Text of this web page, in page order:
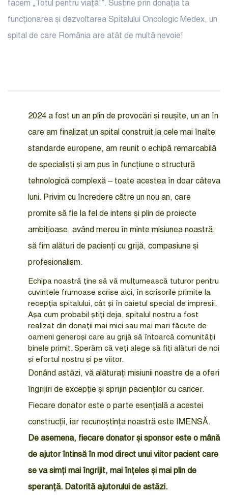
facem „Totul pentru viață!”. Susține prin donația ta
funcționarea și dezvoltarea Spitalului Oncologic Medex, un
spital de care România are atât de multă nevoie!
2024 a fost un an plin de provocări și reușite, un an în
care am finalizat un spital construit la cele mai înalte
standarde europene, am reunit o echipă remarcabilă
de specialiști și am pus în funcțiune o structură
tehnologică complexă – toate acestea în doar câteva
luni. Privim cu încredere către un nou an, care
promite să fie la fel de intens și plin de proiecte
ambițioase, având mereu în minte misiunea noastră:
să fim alături de pacienți cu grijă, compasiune și
profesionalism.
Echipa noastră ține să vă mulțumească tuturor pentru
cuvintele frumoase scrise aici, în scrisorile primite la
recepția spitalului, cât și în caietul special de impresii.
Așa cum probabil știți deja, spitalul nostru a fost
realizat din donații mai mici sau mai mari făcute de
oameni generoși care au grijă să întoarcă comunității
binele primit. Sperăm că veți alege să fiți alături de noi
și efortul nostru și pe viitor.
Donând astăzi, vă alăturați misiunii noastre de a oferi
îngrijiri de excepție și sprijin pacienților cu cancer.
Fiecare donator este o parte esențială a acestei
construcții, iar recunoștința noastră este IMENSĂ.
De asemena, fiecare donator și sponsor este o mână
de ajutor întinsă în mod direct unui viitor pacient care
se va simți mai îngrijit, mai înțeles și mai plin de
speranță. Datorită ajutorului de astăzi.